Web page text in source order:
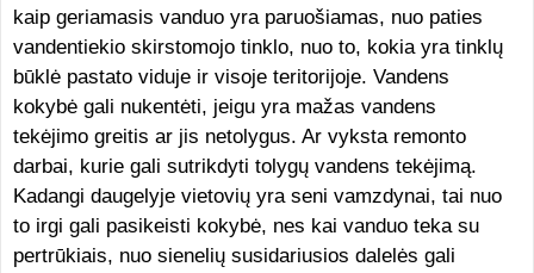
kaip geriamasis vanduo yra paruošiamas, nuo paties
vandentiekio skirstomojo tinklo, nuo to, kokia yra tinklų
būklė pastato viduje ir visoje teritorijoje. Vandens
kokybė gali nukentėti, jeigu yra mažas vandens
tekėjimo greitis ar jis netolygus. Ar vyksta remonto
darbai, kurie gali sutrikdyti tolygų vandens tekėjimą.
Kadangi daugelyje vietovių yra seni vamzdynai, tai nuo
to irgi gali pasikeisti kokybė, nes kai vanduo teka su
pertrūkiais, nuo sienelių susidariusios dalelės gali